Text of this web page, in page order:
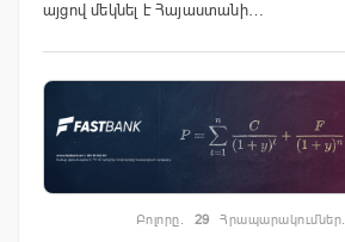
այցով մեկնել է Հայաստանի…
Բոլորը. 29 Հրապարակումներ.